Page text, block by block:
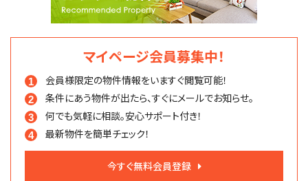
マイページ会員募集中！
会員様限定の物件情報をいますぐ閲覧可能！
条件にあう物件が出たら、すぐにメールでお知らせ。
何でも気軽に相談。安心サポート付き！
最新物件を簡単チェック！
今すぐ無料会員登録